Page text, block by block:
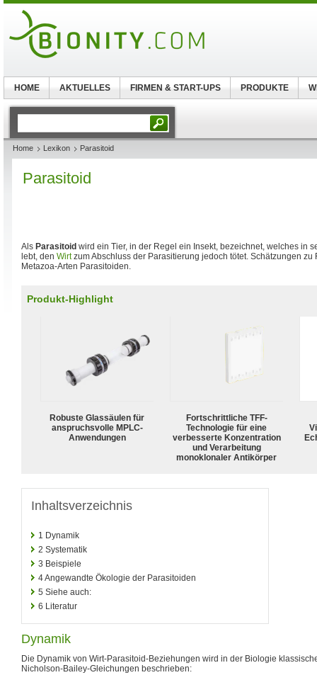
Home Lexikon Parasitoid
Parasitoid
Als Parasitoid wird ein Tier, in der Regel ein Insekt, bezeichnet, welches in
lebt, den Wirtzum Abschluss der Parasitierung jedoch tötet. Schätzungen zu
Metazoa-Arten Parasitoiden.
Produkt-Highlight
Robuste Glassäulen für
anspruchsvolle MPLC-
Anwendungen
Fortschrittliche TFF-
Technologie für eine
verbesserte Konzentration
und Verarbeitung
monoklonaler Antikörper
Inhaltsverzeichnis
1 Dynamik
2 Systematik
3 Beispiele
4Angewandte Ökologie der Parasitoiden
5 Siehe auch:
6 Literatur
Dynamik
Die Dynamik von Wirt-Parasitoid-Beziehungen wird in der Biologie
Nicholson-Bailey-Gleichungen beschrieben:
HOME AKTUELLES FIRMEN & START-UPS PRODUKTE